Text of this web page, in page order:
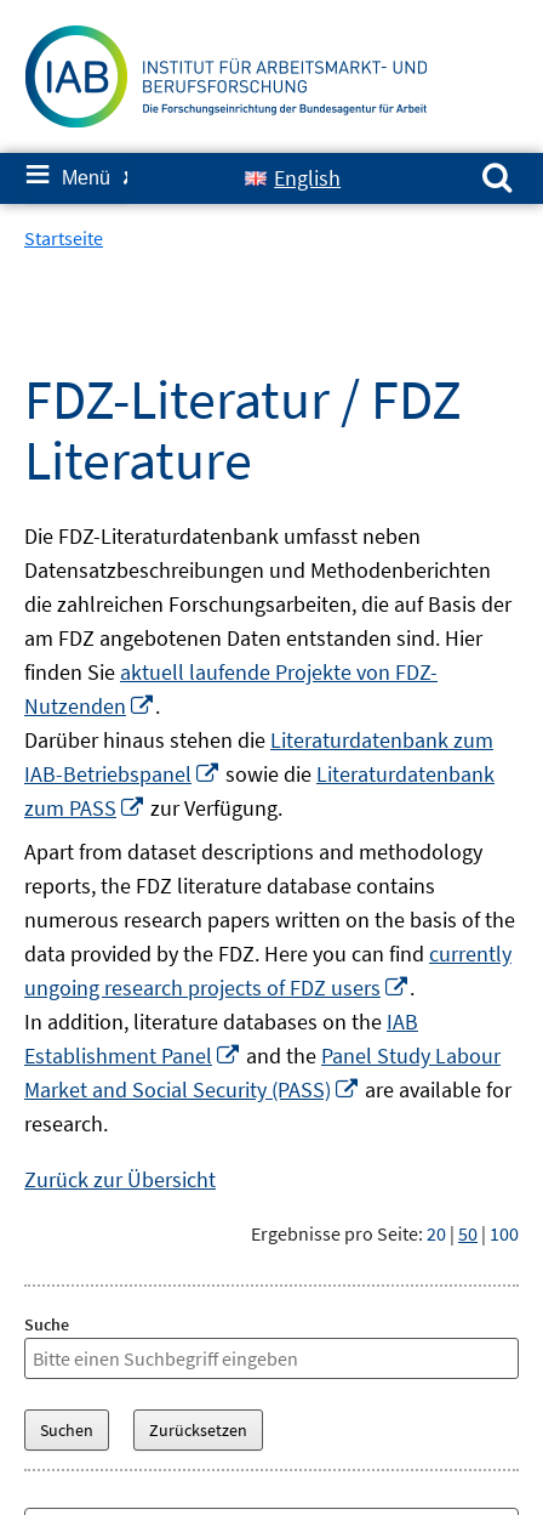
zum
Inhalt
≡ Menü ✘ English
Suchen nach:
Startseite
FDZ-Literatur / FDZ
Literature
Die FDZ-Literaturdatenbank umfasst neben
Datensatzbeschreibungen und Methodenberichten
die zahlreichen Forschungsarbeiten, die auf Basis der
am FDZ angebotenen Daten entstanden sind. Hier
finden Sie aktuell laufende Projekte von FDZ-
Nutzenden
neuem
Fenster
öffnen
.
Darüber hinaus stehen die Literaturdatenbank zum
IAB-Betriebspanel
In
neuem
Fenster
öffnen
sowie die Literaturdatenbank
zum PASS
In
Fenster
öffnen
zur Verfügung.
Apart from dataset descriptions and methodology
reports, the FDZ literature database contains
numerous research papers written on the basis of the
data provided by the FDZ. Here you can find currently
ungoing research projects of FDZ users
neuem
Fenster
öffnen
.
In addition, literature databases on the IAB
Establishment Panel
In
neuem
Fenster
and the Panel Study Labour
Market and Social Security (PASS)
In
are available for
research.
Zurück zur Übersicht
Ergebnisse pro Seite: 20 | 50 | 100
Suche